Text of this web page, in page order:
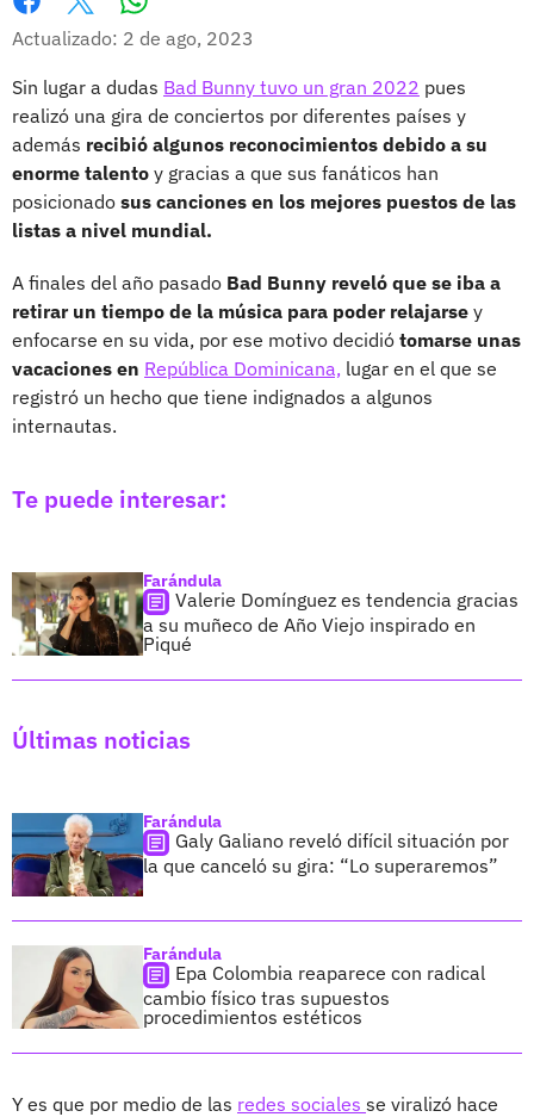
Facebook
X
Actualizado: 2 de ago, 2023
Sin lugar a dudas Bad Bunny tuvo un gran 2022 pues
realizó una gira de conciertos por diferentes países y
además recibió algunos reconocimientos debido a su
enorme talento y gracias a que sus fanáticos han
posicionado sus canciones en los mejores puestos de las
listas a nivel mundial.
A finales del año pasado Bad Bunny reveló que se iba a
retirar un tiempo de la música para poder relajarse y
enfocarse en su vida, por ese motivo decidió tomarse unas
vacaciones en República Dominicana, lugar en el que se
registró un hecho que tiene indignados a algunos
internautas.
Te puede interesar:
Farándula
Valerie Domínguez es tendencia gracias
a su muñeco de Año Viejo inspirado en
Piqué
Últimas noticias
Farándula
Galy Galiano reveló difícil situación por
la que canceló su gira: “Lo superaremos”
Farándula
Epa Colombia reaparece con radical
cambio físico tras supuestos
procedimientos estéticos
Y es que por medio de las redes sociales se viralizó hace